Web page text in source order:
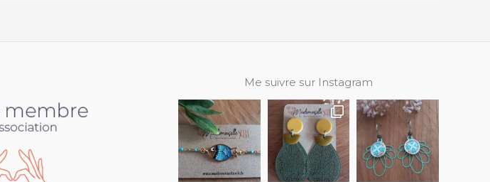
Me suivre sur Instagram